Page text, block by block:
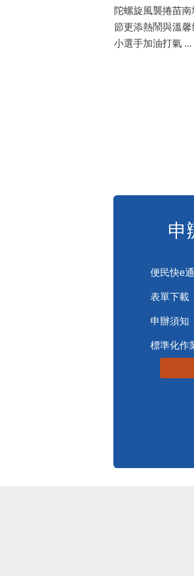
陀螺旋風襲捲苗
節更添熱鬧與溫
小選手加油打氣 ...
申
便民快e通
表單下載
申辦須知
標準化作